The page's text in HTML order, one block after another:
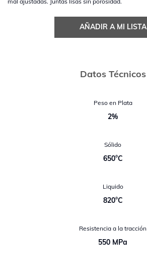
AÑADIR A MI LISTA
Datos Técnicos
Peso en Plata
2%
Sólido
650°C
Liquido
820°C
Resistencia a la tracción
550 MPa